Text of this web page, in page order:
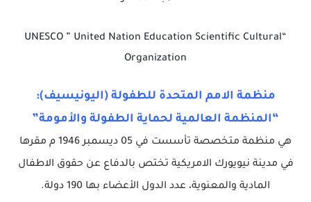
“UNESCO ” United Nation Education Scientific Cultural
Organization
منظمة الامم المتحدة للطفولة (اليونيسيف):
“المنظمة العالمية لحماية الطفولة والأمومة”
هي منظمة متخصصة تأسست في 05 ديسمبر 1946 م مقرها
في مدينة نيويورك الامريكية تختص بالدفاع عن حقوق الاطفال
المادية والمعنوية، عدد الدول الأعضاء بها 190 دولة.